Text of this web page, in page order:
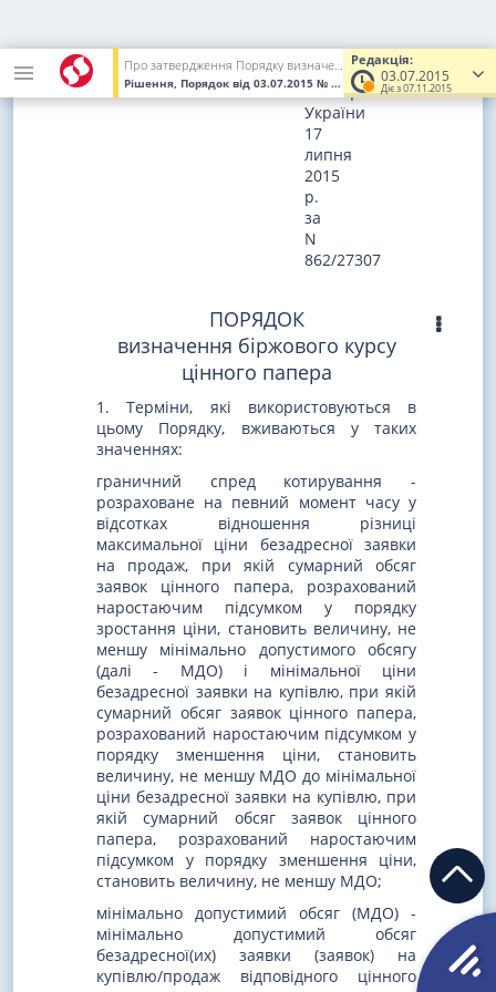
Редакція:
03.07.2015
Діє з 07.11.2015
Про затвердження Порядку визначення біржового курсу цінного папера
Рішення, Порядок від 03.07.2015 № 933 (Увага! Попередня
в
Міністерстві
юстиції
України
17
липня
2015
р.
за
N
862/27307
ПОРЯДОК
визначення біржового курсу
цінного папера
1. Терміни, які використовуються в
цьому Порядку, вживаються у таких
значеннях:
граничний спред котирування -
розраховане на певний момент часу у
відсотках відношення різниці
максимальної ціни безадресної заявки
на продаж, при якій сумарний обсяг
заявок цінного папера, розрахований
наростаючим підсумком у порядку
зростання ціни, становить величину, не
меншу мінімально допустимого обсягу
(далі - МДО) і мінімальної ціни
безадресної заявки на купівлю, при якій
сумарний обсяг заявок цінного папера,
розрахований наростаючим підсумком у
порядку зменшення ціни, становить
величину, не меншу МДО до мінімальної
ціни безадресної заявки на купівлю, при
якій сумарний обсяг заявок цінного
папера, розрахований наростаючим
підсумком у порядку зменшення ціни,
становить величину, не меншу МДО;
мінімально допустимий обсяг (МДО) -
мінімально допустимий обсяг
безадресної(их) заявки (заявок) на
купівлю/продаж відповідного цінного